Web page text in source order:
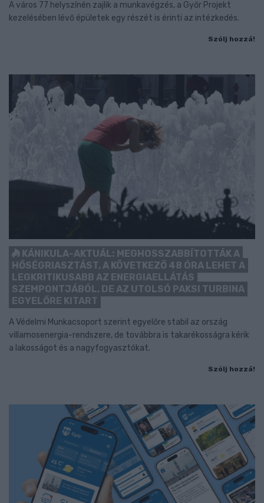
A város 77 helyszínén zajlik a munkavégzés, a Győr Projekt
kezelésében lévő épületek egy részét is érinti az intézkedés.
Szólj hozzá!
KÁNIKULA-AKTUÁL: MEGHOSSZABBÍTOTTÁK A
HŐSÉGRIASZTÁST, A KÖVETKEZŐ 48 ÓRA LEHET A
LEGKRITIKUSABB AZ ENERGIAELLÁTÁS
SZEMPONTJÁBÓL, DE AZ UTOLSÓ PAKSI TURBINA
EGYELŐRE KITART
A Védelmi Munkacsoport szerint egyelőre stabil az ország
villamosenergia-rendszere, de továbbra is takarékosságra kérik
a lakosságot és a nagyfogyasztókat.
Szólj hozzá!